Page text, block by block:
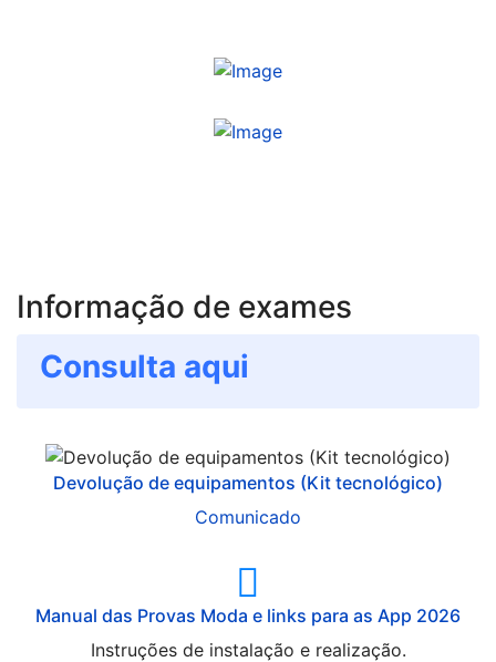
Informação de exames
Consulta aqui
Devolução de equipamentos (Kit tecnológico)
Comunicado
Manual das Provas Moda e links para as App 2026
Instruções de instalação e realização.